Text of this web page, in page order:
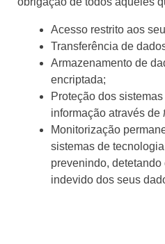
Acesso restrito aos
Transferência de
Armazenamento de
encriptada;
Proteção dos
informação através de
Monitorização
sistemas de
prevenindo,
indevido dos seus